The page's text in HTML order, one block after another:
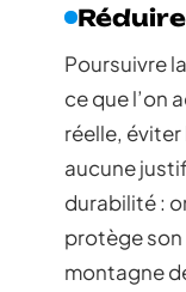
Poursuivre
ce que l’on
réelle,
aucune
durabilité :
protège
montagne